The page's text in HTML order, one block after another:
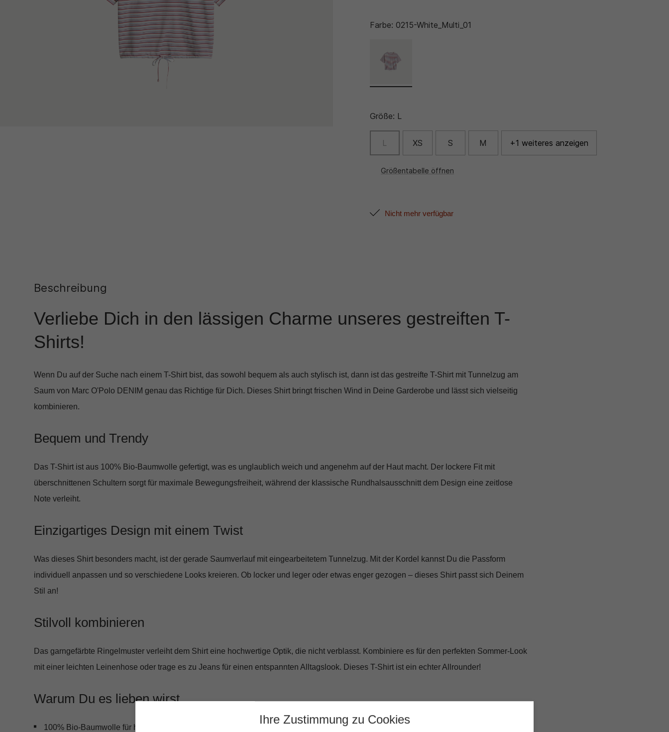
Farbe: 0215-White_Multi_01
Größe: L
L XS S M +1 weiteres anzeigen
Größentabelle öffnen
Nicht mehr verfügbar
Beschreibung
Verliebe Dich in den lässigen Charme unseres gestreiften T-
Shirts!
Wenn Du auf der Suche nach einem T-Shirt bist, das sowohl bequem als auch stylisch ist, dann ist das gestreifte T-Shirt mit Tunnelzug am
Saum von Marc O'Polo DENIM genau das Richtige für Dich. Dieses Shirt bringt frischen Wind in Deine Garderobe und lässt sich vielseitig
kombinieren.
Bequem und Trendy
Das T-Shirt ist aus 100% Bio-Baumwolle gefertigt, was es unglaublich weich und angenehm auf der Haut macht. Der lockere Fit mit
überschnittenen Schultern sorgt für maximale Bewegungsfreiheit, während der klassische Rundhalsausschnitt dem Design eine zeitlose
Note verleiht.
Einzigartiges Design mit einem Twist
Was dieses Shirt besonders macht, ist der gerade Saumverlauf mit eingearbeitetem Tunnelzug. Mit der Kordel kannst Du die Passform
individuell anpassen und so verschiedene Looks kreieren. Ob locker und leger oder etwas enger gezogen – dieses Shirt passt sich Deinem
Stil an!
Stilvoll kombinieren
Das garngefärbte Ringelmuster verleiht dem Shirt eine hochwertige Optik, die nicht verblasst. Kombiniere es für den perfekten Sommer-Look
mit einer leichten Leinenhose oder trage es zu Jeans für einen entspannten Alltagslook. Dieses T-Shirt ist ein echter Allrounder!
Warum Du es lieben wirst
100% Bio-Baumwolle für höchsten Tragekomfort
Ihre Zustimmung zu Cookies